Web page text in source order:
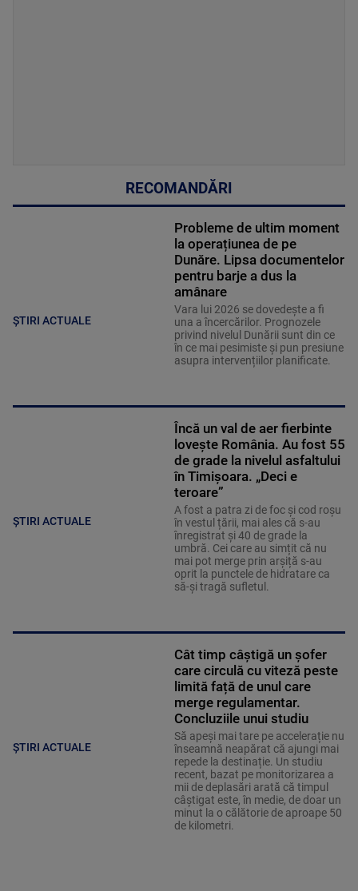
RECOMANDĂRI
ȘTIRI ACTUALE
Probleme de ultim moment
la operațiunea de pe
Dunăre. Lipsa documentelor
pentru barje a dus la
amânare
Vara lui 2026 se dovedește a fi
una a încercărilor. Prognozele
privind nivelul Dunării sunt din ce
în ce mai pesimiste și pun presiune
asupra intervențiilor planificate.
ȘTIRI ACTUALE
Încă un val de aer fierbinte
lovește România. Au fost 55
de grade la nivelul asfaltului
în Timișoara. „Deci e
teroare”
A fost a patra zi de foc și cod roșu
în vestul țării, mai ales că s-au
înregistrat și 40 de grade la
umbră. Cei care au simțit că nu
mai pot merge prin arșiță s-au
oprit la punctele de hidratare ca
să-și tragă sufletul.
ȘTIRI ACTUALE
Cât timp câștigă un șofer
care circulă cu viteză peste
limită față de unul care
merge regulamentar.
Concluziile unui studiu
Să apeși mai tare pe accelerație nu
înseamnă neapărat că ajungi mai
repede la destinație. Un studiu
recent, bazat pe monitorizarea a
mii de deplasări arată că timpul
câștigat este, în medie, de doar un
minut la o călătorie de aproape 50
de kilometri.